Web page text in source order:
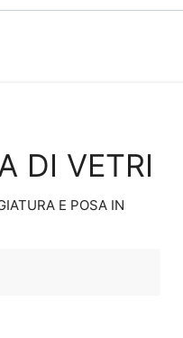
DI VETRI
E POSA IN